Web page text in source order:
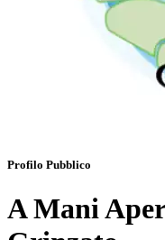
Profilo Pubblico
A Mani